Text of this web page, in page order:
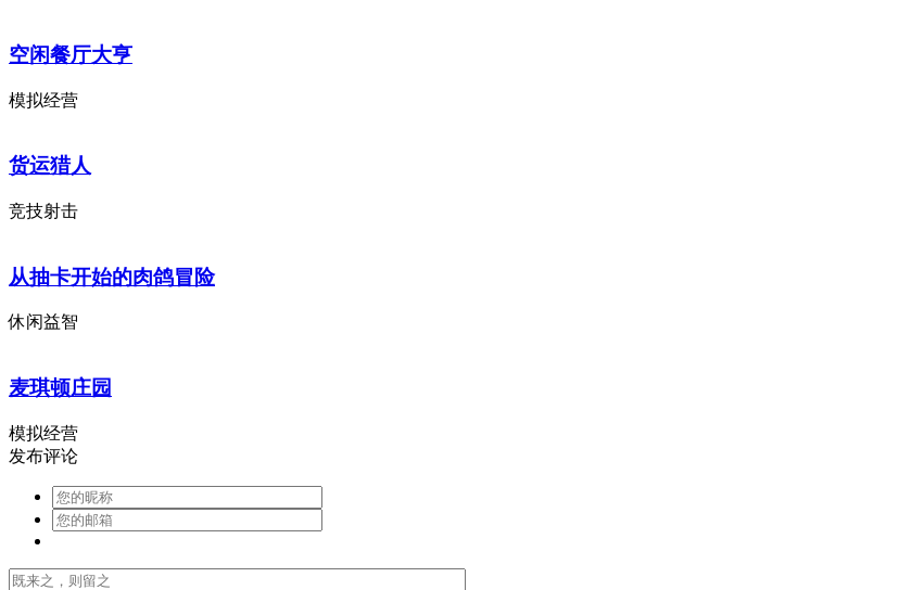
空闲餐厅大亨
模拟经营
货运猎人
竞技射击
从抽卡开始的肉鸽冒险
休闲益智
麦琪顿庄园
模拟经营
发布评论